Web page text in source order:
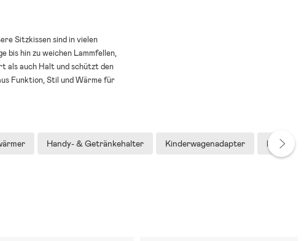
Sitzkissen sind in vielen
bis hin zu weichen Lammfellen,
als auch Halt und schützt den
Funktion, Stil und Wärme für
Handy- & Getränkehalter Kinderwagenadapter